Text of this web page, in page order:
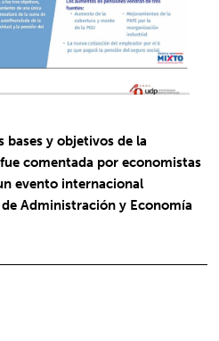
bases y objetivos de la
comentada por economistas
evento internacional
Administración y Economía